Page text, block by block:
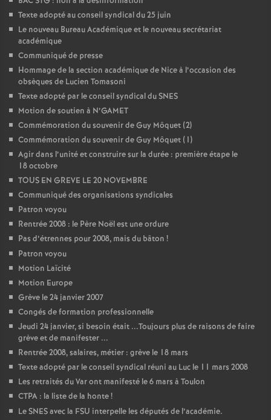
Texte adopté au conseil syndical du 25 juin
Le nouveau Bureau Académique et le nouveau secrétariat
académique
Communiqué de presse
Hommage de la section académique de Nice à l’occasion des
obsèques de Lucien Tomasoni
Texte adopté par le conseil syndical du SNES
Motion de soutien à N’GAMET
Commémoration du souvenir de Guy Môquet (2)
Commémoration du souvenir de Guy Môquet (1)
Agir dans l’unité et construire sur la durée : première étape le
18 octobre
TOUS EN GREVE LE 20 NOVEMBRE
Communiqué des organisations syndicales
Patron voyou
Rentrée 2008 : le Père Noël est une ordure
Pas d’étrennes pour 2008, mais du bâton !
Patron voyou
Motion Laïcité
Motion Europe
Grève le 24 janvier 2007
Congés de formation professionnelle
Jeudi 24 janvier, si besoin était ...Toujours plus de raisons de faire
grève et de manifester ...
Rentrée 2008, salaires, métier : grève le 18 mars
Texte adopté par le conseil syndical réuni au Luc le 11 mars 2008
Les retraités du Var ont manifesté le 6 mars à Toulon
CTPA : la liste de la honte!
Le SNES avec la FSU interpelle les députés de l’académie.